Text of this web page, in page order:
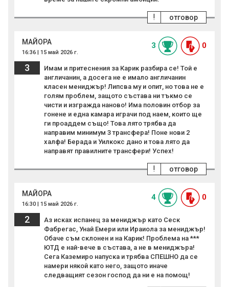
отговор
!
MAЙОРА
16:36 | 15 май 2026 г.
3 0
3
Имам и притеснения за Карик разбира се! Той е
англичанин, а досега не е имало англичанин
класен мениджър! Липсва му и опит, но това не е
голям проблем, защото състава ни тъкмо се
чисти и изгражда наново! Има половин отбор за
гонене и една камара играчи под наем, които ще
ги проаддем също! Това лято трябва да
направим минимум 3 трансфера! Поне нови 2
халфа! Берада и Уилкокс дано и това лято да
направят правилните трансфери! Успех!
отговор
!
MAЙОРА
16:30 | 15 май 2026 г.
4 0
2
Аз исках испанец за мениджър като Сеск
Фабрегас, Унай Емери или Ираиола за мениджър!
Обаче съм склонен и на Карик! Проблема на ***
ЮТД е най-вече в състава, а не в мениджъра!
Сега Каземиро напуска и трябва СПЕШНО да се
намери някой като него, защото иначе
следващият сезон господ да ни е на помощ!